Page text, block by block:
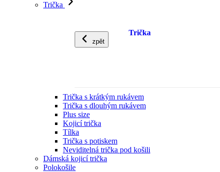
Trička
zpět
Trička
Trička s krátkým rukávem
Trička s dlouhým rukávem
Plus size
Kojicí trička
Tílka
Trička s potiskem
Neviditelná trička pod košili
Dámská kojicí trička
Polokošile